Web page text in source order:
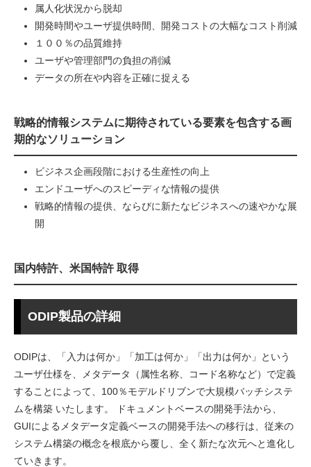
属人化状況から脱却
開発時間やユーザ提供時間、開発コストの大幅なコスト削減
１００％の品質維持
ユーザや管理部門の負担の削減
データの所在や内容を正確に捉える
戦略的情報システムに期待されている要素を包含する画
期的なソリューション
ビジネス企画段階における生産性の向上
エンドユーザへのスピーディな情報の提供
戦略的情報の提供、ならびに新たなビジネスへの速やかな展
開
国内特許、米国特許 取得
ODIP製品の詳細
ODIPは、「入力は何か」「加工は何か」「出力は何か」という
ユーザ仕様を、メタデータ（属性名称、コード名称など）で定義
することによって、100％モデルドリブンで大規模バッチシステ
ムを構築 いたします。 ドキュメントベースの開発手法から、
GUIによるメタデータ定義ベースの開発手法への移行は、従来の
システム構築の概念を根底から覆し、全く新たな次元へと進化し
ていきます。